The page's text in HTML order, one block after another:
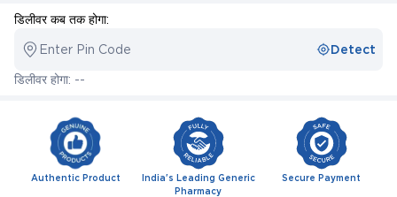
डिलीवर कब तक होगा:
Enter Pin Code Detect
डिलीवर होगा: --
Authentic Product
India's Leading Generic
Pharmacy
Secure Payment